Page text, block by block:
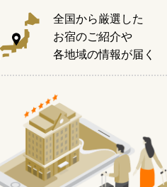
全国から厳選した
お宿のご紹介や
各地域の情報が届く